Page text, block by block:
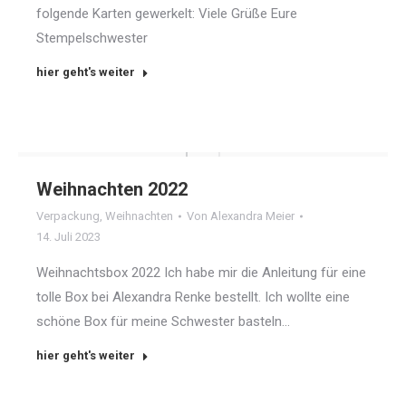
folgende Karten gewerkelt: Viele Grüße Eure
Stempelschwester
hier geht's weiter
Weihnachten 2022
Verpackung, Weihnachten Von Alexandra Meier
14. Juli 2023
Weihnachtsbox 2022 Ich habe mir die Anleitung für eine
tolle Box bei Alexandra Renke bestellt. Ich wollte eine
schöne Box für meine Schwester basteln…
hier geht's weiter